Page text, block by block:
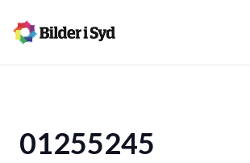
01255245